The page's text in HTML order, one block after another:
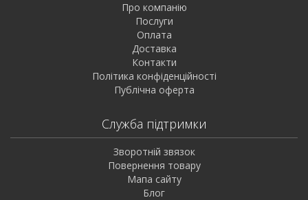
Про компанію
Послуги
Оплата
Доставка
Контакти
Політика конфіденційності
Публічна оферта
Служба підтримки
Зворотній звязок
Повернення товару
Мапа сайту
Блог